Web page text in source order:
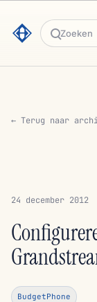
Zoeken
← Terug naar
24 december 2012
BudgetPhone